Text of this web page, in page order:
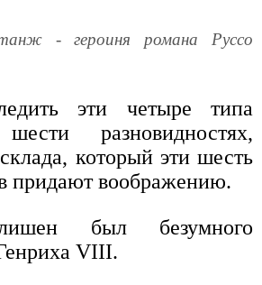
- героиня романа Руссо
эти четыре типа
разновидностях,
который эти шесть
придают воображению.
был безумного
VIII.